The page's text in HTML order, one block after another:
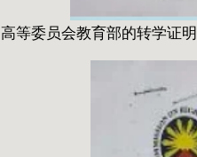
高等委员会教育部的转学证明